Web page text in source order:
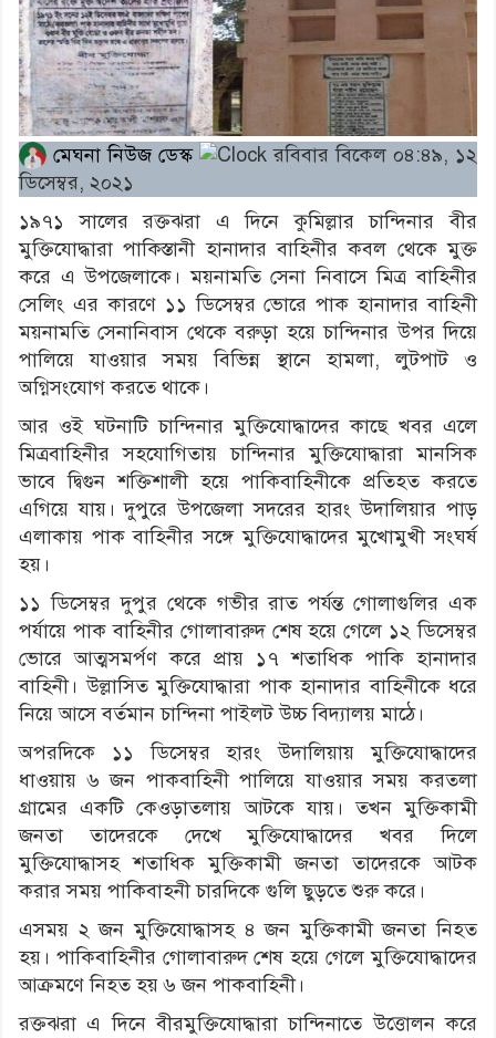
মেঘনা নিউজ ডেস্ক
রবিবার বিকেল ০৪:৪৯, ১২
ডিসেম্বর, ২০২১
১৯৭১ সালের রক্তঝরা এ দিনে কুমিল্লার চান্দিনার বীর
মুক্তিযোদ্ধারা পাকিস্তানী হানাদার বাহিনীর কবল থেকে মুক্ত
করে এ উপজেলাকে। ময়নামতি সেনা নিবাসে মিত্র বাহিনীর
সেলিং এর কারণে ১১ ডিসেম্বর ভোরে পাক হানাদার বাহিনী
ময়নামতি সেনানিবাস থেকে বরুড়া হয়ে চান্দিনার উপর দিয়ে
পালিয়ে যাওয়ার সময় বিভিন্ন স্থানে হামলা, লুটপাট ও
অগ্নিসংযোগ করতে থাকে।
আর ওই ঘটনাটি চান্দিনার মুক্তিযোদ্ধাদের কাছে খবর এলে
মিত্রবাহিনীর সহযোগিতায় চান্দিনার মুক্তিযোদ্ধারা মানসিক
ভাবে দ্বিগুন শক্তিশালী হয়ে পাকিবাহিনীকে প্রতিহত করতে
এগিয়ে যায়। দুপুরে উপজেলা সদরের হারং উদালিয়ার পাড়
এলাকায় পাক বাহিনীর সঙ্গে মুক্তিযোদ্ধাদের মুখোমুখী সংঘর্ষ
হয়।
১১ ডিসেম্বর দুপুর থেকে গভীর রাত পর্যন্ত গোলাগুলির এক
পর্যায়ে পাক বাহিনীর গোলাবারুদ শেষ হয়ে গেলে ১২ ডিসেম্বর
ভোরে আত্মসমর্পণ করে প্রায় ১৭ শতাধিক পাকি হানাদার
বাহিনী। উল্লাসিত মুক্তিযোদ্ধারা পাক হানাদার বাহিনীকে ধরে
নিয়ে আসে বর্তমান চান্দিনা পাইলট উচ্চ বিদ্যালয় মাঠে।
অপরদিকে ১১ ডিসেম্বর হারং উদালিয়ায় মুক্তিযোদ্ধাদের
ধাওয়ায় ৬ জন পাকবাহিনী পালিয়ে যাওয়ার সময় করতলা
গ্রামের একটি কেওড়াতলায় আটকে যায়। তখন মুক্তিকামী
জনতা তাদেরকে দেখে মুক্তিযোদ্ধাদের খবর দিলে
মুক্তিযোদ্ধাসহ শতাধিক মুক্তিকামী জনতা তাদেরকে আটক
করার সময় পাকিবাহনী চারদিকে গুলি ছুড়তে শুরু করে।
এসময় ২ জন মুক্তিযোদ্ধাসহ ৪ জন মুক্তিকামী জনতা নিহত
হয়। পাকিবাহিনীর গোলাবারুদ শেষ হয়ে গেলে মুক্তিযোদ্ধাদের
আক্রমণে নিহত হয় ৬ জন পাকবাহিনী।
রক্তঝরা এ দিনে বীরমুক্তিযোদ্ধারা চান্দিনাতে উত্তোলন করে